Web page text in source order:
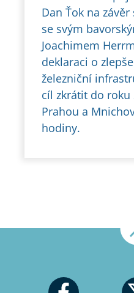
Dan Ťok na
se svým
Joachimem
deklaraci o
železniční
cíl zkrátit do roku
Prahou a
hodiny.